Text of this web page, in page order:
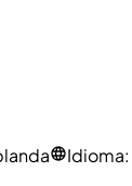
Idioma: